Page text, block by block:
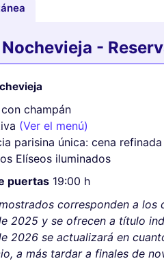
-
champán
(Ver el menú)
parisina única: cena
Elíseos iluminados
puertas 19:00 h
corresponden a los
2025 y se ofrecen a título
2026 se actualizará en
a más tardar a finales de